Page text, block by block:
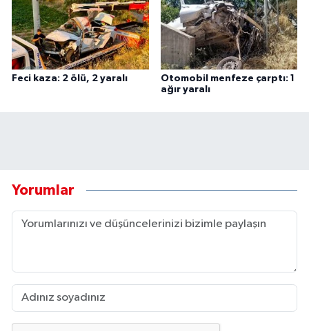
Feci kaza: 2 ölü, 2 yaralı
Otomobil menfeze çarptı: 1
ağır yaralı
Yorumlar